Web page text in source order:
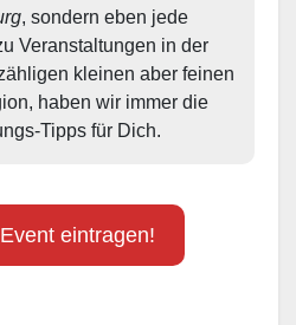
, sondern eben jede
Veranstaltungen in der
kleinen aber feinen
haben wir immer die
Tipps für Dich.
eintragen!